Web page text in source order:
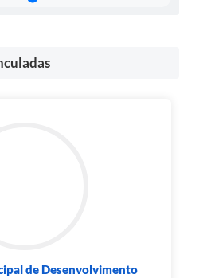
de Desenvolvimento